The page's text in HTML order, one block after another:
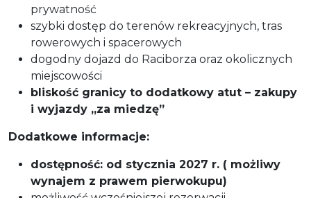
prywatność
szybki dostęp do terenów rekreacyjnych, tras
rowerowych i spacerowych
dogodny dojazd do Raciborza oraz okolicznych
miejscowości
bliskość granicy to dodatkowy atut – zakupy
i wyjazdy „za miedzę”
Dodatkowe informacje:
dostępność: od stycznia 2027 r. ( możliwy
wynajem z prawem pierwokupu)